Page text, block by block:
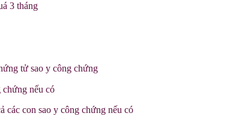
3 tháng
tử sao y công chứng
chứng nếu có
các con sao y công chứng nếu có